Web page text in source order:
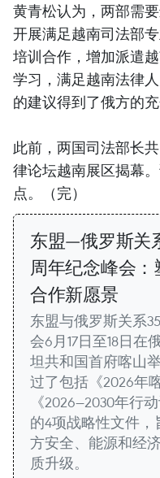
黄青松认为，两部需
开展满足越南司法部
培训合作，增加派遣
学习，满足越南法律
的建议得到了俄方的
此前，两国司法部长
律论坛越南展区揭幕
点。（完）
东盟—俄罗斯关
周年纪念峰会：
合作新愿景
东盟与俄罗斯关系
会6月17日至18日在
坦共和国首府喀山
过了包括《2026年
《2026—2030年行
的4项战略性文件，
方安全、能源和经
质升级。